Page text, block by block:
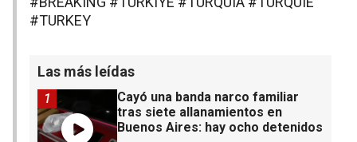
#TURKEY
Las más leídas
Cayó una banda narco familiar
tras siete allanamientos en
Buenos Aires: hay ocho detenidos
1